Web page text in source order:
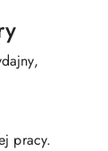
pracy.